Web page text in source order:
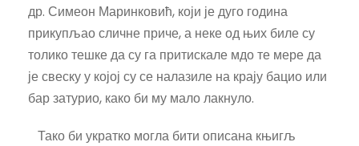
др. Симеон Маринковић, који је дуго година
прикупљао сличне приче, а неке од њих биле су
толико тешке да су га притискале мдо те мере да
је свеску у којој су се налазиле на крају бацио или
бар затурио, како би му мало лакнуло.
Тако би укратко могла бити описана књигљ